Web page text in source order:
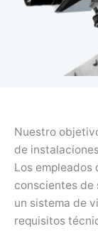
Nuestro
de
Los empleados
conscientes de
un sistema de
requisitos